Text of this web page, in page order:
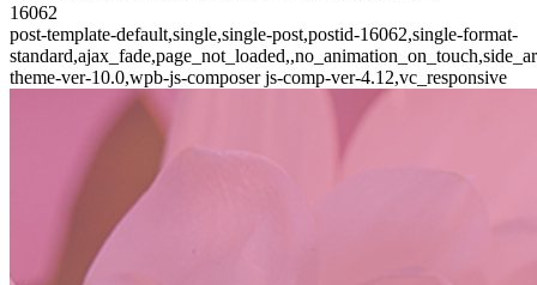
16062
post-template-default,single,single-post,postid-16062,single-format-
theme-ver-10.0,wpb-js-composer js-comp-ver-4.12,vc_responsive